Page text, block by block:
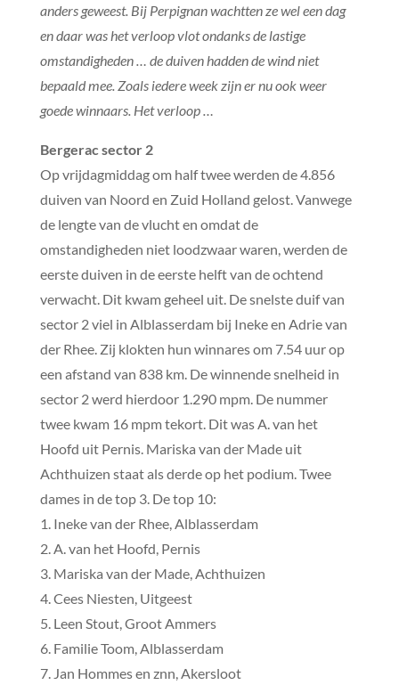
anders geweest. Bij Perpignan wachtten ze wel een dag
en daar was het verloop vlot ondanks de lastige
omstandigheden … de duiven hadden de wind niet
bepaald mee. Zoals iedere week zijn er nu ook weer
goede winnaars. Het verloop …
Bergerac sector 2
Op vrijdagmiddag om half twee werden de 4.856
duiven van Noord en Zuid Holland gelost. Vanwege
de lengte van de vlucht en omdat de
omstandigheden niet loodzwaar waren, werden de
eerste duiven in de eerste helft van de ochtend
verwacht. Dit kwam geheel uit. De snelste duif van
sector 2 viel in Alblasserdam bij Ineke en Adrie van
der Rhee. Zij klokten hun winnares om 7.54 uur op
een afstand van 838 km. De winnende snelheid in
sector 2 werd hierdoor 1.290 mpm. De nummer
twee kwam 16 mpm tekort. Dit was A. van het
Hoofd uit Pernis. Mariska van der Made uit
Achthuizen staat als derde op het podium. Twee
dames in de top 3. De top 10:
1. Ineke van der Rhee, Alblasserdam
2. A. van het Hoofd, Pernis
3. Mariska van der Made, Achthuizen
4. Cees Niesten, Uitgeest
5. Leen Stout, Groot Ammers
6. Familie Toom, Alblasserdam
7. Jan Hommes en znn, Akersloot